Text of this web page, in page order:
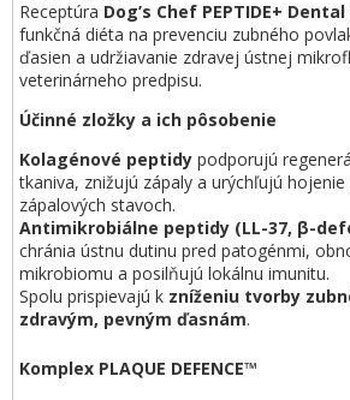
Receptúra Dog’s Chef PEPTIDE+ Dental
funkčná diéta na prevenciu zubného
ďasien a udržiavanie zdravej ústnej
veterinárneho predpisu.
Účinné zložky a ich pôsobenie
Kolagénové peptidy podporujú
tkaniva, znižujú zápaly a urýchľujú
zápalových stavoch.
Antimikrobiálne peptidy (LL-37, β-
chránia ústnu dutinu pred patogénmi,
mikrobiomu a posilňujú lokálnu imunitu.
Spolu prispievajú k zníženiu tvorby
zdravým, pevným ďasnám.
Komplex PLAQUE DEFENCE™